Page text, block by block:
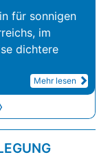
für sonnigen
im
dichtere
Mehr lesen